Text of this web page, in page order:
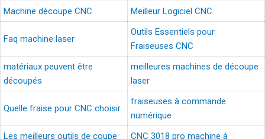
Machine découpe CNC Meilleur Logiciel CNC
Faq machine laser
Outils Essentiels pour
Fraiseuses CNC
matériaux peuvent être
découpés
meilleures machines de découpe
laser
Quelle fraise pour CNC choisir
fraiseuses à commande
numérique
Les meilleurs outils de coupe
CNC 3018 pro machine à